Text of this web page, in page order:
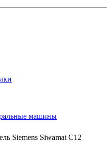
машины
Siemens Siwamat C12